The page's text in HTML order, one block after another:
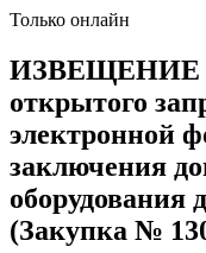
Только онлайн
ИЗВЕЩЕНИЕ о
открытого
электронной
заключения
(Закупка №